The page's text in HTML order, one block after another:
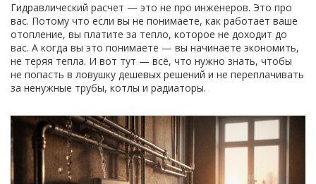
Гидравлический расчет — это не про инженеров. Это про
вас. Потому что если вы не понимаете, как работает ваше
отопление, вы платите за тепло, которое не доходит до
вас. А когда вы это понимаете — вы начинаете экономить,
не теряя тепла. И вот тут — всё, что нужно знать, чтобы
не попасть в ловушку дешевых решений и не переплачивать
за ненужные трубы, котлы и радиаторы.